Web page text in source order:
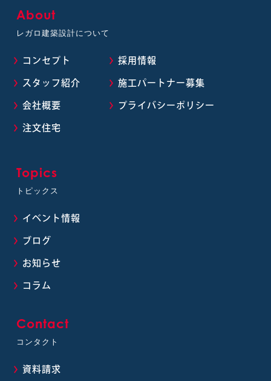
About
レガロ建築設計について
コンセプト 採用情報
スタッフ紹介 施工パートナー募集
会社概要 プライバシーポリシー
注文住宅
Topics
トピックス
イベント情報
ブログ
お知らせ
コラム
Contact
コンタクト
資料請求